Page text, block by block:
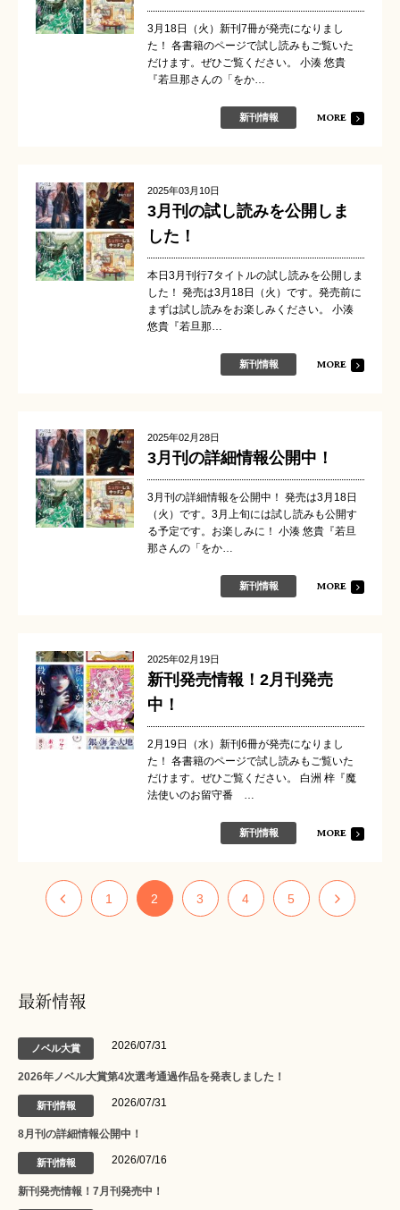
3月18日（火）新刊7冊が発売になりまし
た！ 各書籍のページで試し読みもご覧いた
だけます。ぜひご覧ください。 小湊 悠貴
『若旦那さんの「をか…
新刊情報 MORE
2025年03月10日
3月刊の試し読みを公開しま
した！
本日3月刊行7タイトルの試し読みを公開しま
した！ 発売は3月18日（火）です。発売前に
まずは試し読みをお楽しみください。 小湊
悠貴『若旦那…
新刊情報 MORE
2025年02月28日
3月刊の詳細情報公開中！
3月刊の詳細情報を公開中！ 発売は3月18日
（火）です。3月上旬には試し読みも公開す
る予定です。お楽しみに！ 小湊 悠貴『若旦
那さんの「をか…
新刊情報 MORE
2025年02月19日
新刊発売情報！2月刊発売
中！
2月19日（水）新刊6冊が発売になりまし
た！ 各書籍のページで試し読みもご覧いた
だけます。ぜひご覧ください。 白洲 梓『魔
法使いのお留守番 …
新刊情報 MORE
1 2 3 4 5
最新情報
ノベル大賞 2026/07/31
2026年ノベル大賞第4次選考通過作品を発表しました！
新刊情報 2026/07/31
8月刊の詳細情報公開中！
新刊情報 2026/07/16
新刊発売情報！7月刊発売中！